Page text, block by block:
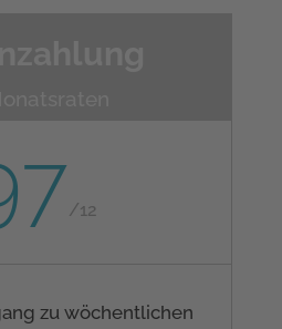
/12
zu wöchentlichen